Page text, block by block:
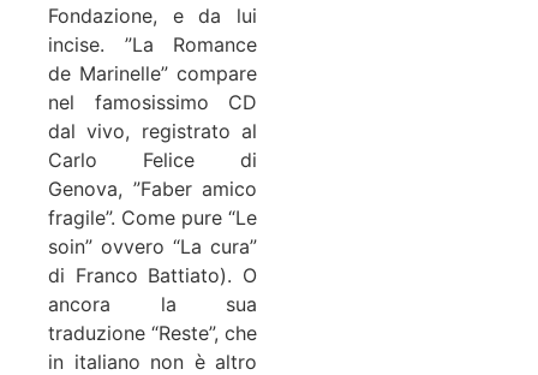
Fondazione, e da lui
incise. ”La Romance
de Marinelle” compare
nel famosissimo CD
dal vivo, registrato al
Carlo Felice di
Genova, ”Faber amico
fragile”. Come pure “Le
soin” ovvero “La cura”
di Franco Battiato). O
ancora la sua
traduzione “Reste”, che
in italiano non è altro